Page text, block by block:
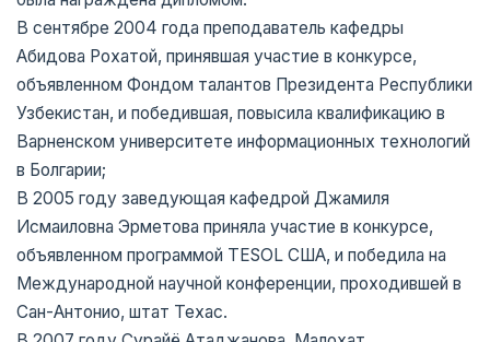
В сентябре 2004 года преподаватель кафедры
Абидова Рохатой, принявшая участие в конкурсе,
объявленном Фондом талантов Президента Республики
Узбекистан, и победившая, повысила квалификацию в
Варненском университете информационных технологий
в Болгарии;
В 2005 году заведующая кафедрой Джамиля
Исмаиловна Эрметова приняла участие в конкурсе,
объявленном программой TESOL США, и победила на
Международной научной конференции, проходившей в
Сан-Антонио, штат Техас.